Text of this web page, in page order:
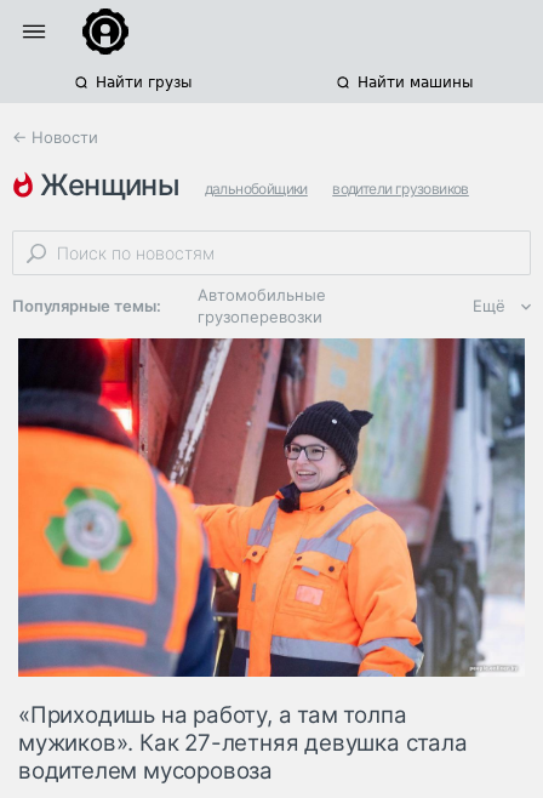
Найти грузы Найти машины
← Новости
женщины дальнобойщики водители грузовиков
беларусь
Популярные темы:
Автомобильные
грузоперевозки
Региональная
логистика
ЭДО, ИТ в
логистике
Дороги,
инфраструктура
Логистика, грузы
Негабаритные и
опасные грузы
Безопасность и
страхование
Таможня и ВЭД
Склады и
Ещё
«Приходишь на работу, а там толпа
мужиков». Как 27-летняя девушка стала
водителем мусоровоза